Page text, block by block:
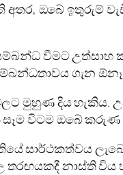
ඔබේ ඉතුරුම්
වීමට උත්සාහ
ගැන
මුහුණ දිය
විටම ඔබේ කරුණ
සාර්ථකත්වය
නාස්ති විය